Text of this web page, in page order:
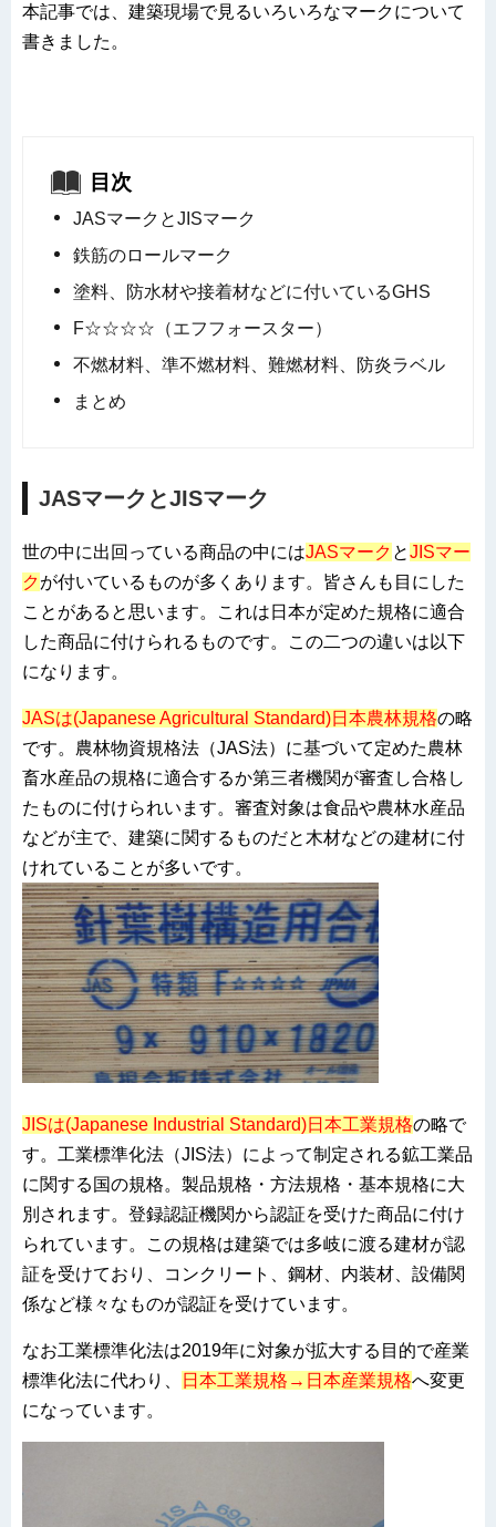
本記事では、建築現場で見るいろいろなマークについて
書きました。
目次
JASマークとJISマーク
鉄筋のロールマーク
塗料、防水材や接着材などに付いているGHS
F☆☆☆☆（エフフォースター）
不燃材料、準不燃材料、難燃材料、防炎ラベル
まとめ
JASマークとJISマーク
世の中に出回っている商品の中にはJASマーク とJISマー
クが付いているものが多くあります。皆さんも目にした
ことがあると思います。これは日本が定めた規格に適合
した商品に付けられるものです。この二つの違いは以下
になります。
JASは(Japanese Agricultural Standard)日本農林規格の略
です。農林物資規格法（JAS法）に基づいて定めた農林
畜水産品の規格に適合するか第三者機関が審査し合格し
たものに付けられいます。審査対象は食品や農林水産品
などが主で、建築に関するものだと木材などの建材に付
けれていることが多いです。
JISは(Japanese Industrial Standard)日本工業規格の略で
す。工業標準化法（JIS法）によって制定される鉱工業品
に関する国の規格。製品規格・方法規格・基本規格に大
別されます。登録認証機関から認証を受けた商品に付け
られています。この規格は建築では多岐に渡る建材が認
証を受けており、コンクリート、鋼材、内装材、設備関
係など様々なものが認証を受けています。
なお工業標準化法は2019年に対象が拡大する目的で産業
標準化法に代わり、
日本工業規格→日本産業規格へ変更
になっています。